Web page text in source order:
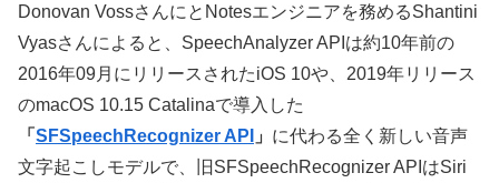
Donovan VossさんにとNotesエンジニアを務めるShantini
Vyasさんによると、SpeechAnalyzer APIは約10年前の
2016年09月にリリースされたiOS 10や、2019年リリース
のmacOS 10.15 Catalinaで導入した
「 SFSpeechRecognizer API 」 に代わる全く新しい音声
文字起こしモデルで、旧SFSpeechRecognizer APIはSiri